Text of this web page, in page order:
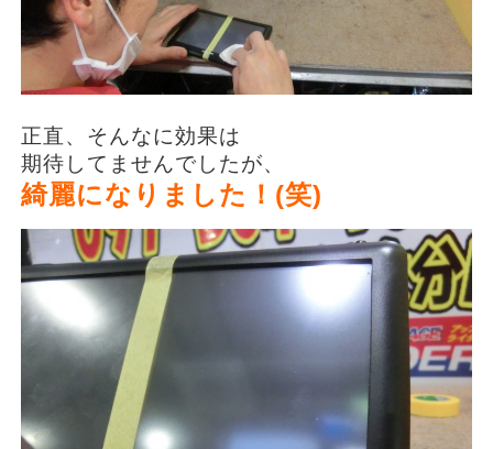
正直、そんなに効果は
期待してませんでしたが、
綺麗になりました！(笑)